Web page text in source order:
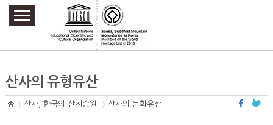
주요메뉴 바로가기
본문 바로가기
하단메뉴 바로가기
산사의 유형유산
산사, 한국의 산지승원 산사의 문화유산